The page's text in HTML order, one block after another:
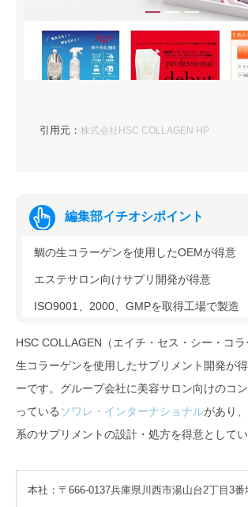
引用元： 株式会社HSC COLLAGEN HP
編集部イチオシポイント
鯛の生コラーゲンを使用したOEMが得意
エステサロン向けサプリ開発が得意
ISO9001、2000、GMPを取得工場で製造
HSC COLLAGEN（エイチ・セス・シー・コ
生コラーゲンを使用したサプリメント開発が
ーです。グループ会社に美容サロン向けのコ
っている ソワレ・インターナショナルがあり
系のサプリメントの設計・処方を得意としてい
本社：〒666-0137兵庫県川西市湯山台2丁目3番